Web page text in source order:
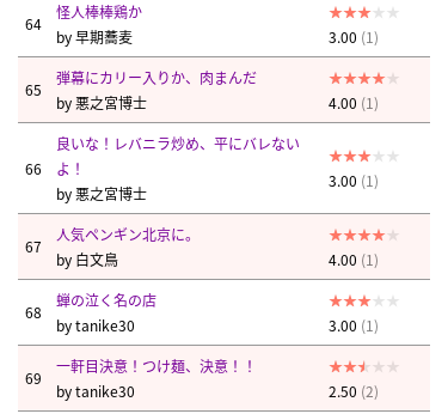
64
怪人棒棒鶏か
by早期蕎麦 3.00 (1)
65
弾幕にカリー入りか、肉まんだ
by悪之宮博士 4.00 (1)
66
良いな！レバニラ炒め、平にバレない
よ！
by悪之宮博士
3.00 (1)
67
人気ペンギン北京に。
by 白文鳥 4.00 (1)
68
蝉の泣く名の店
bytanike30 3.00 (1)
69
一軒目決意！つけ麺、決意！！
bytanike30 2.50 (2)